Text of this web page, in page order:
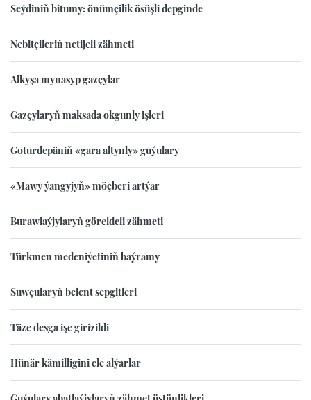
Seýdiniň bitumy: önümçilik ösüşli depginde
Nebitçileriň netijeli zähmeti
Alkyşa mynasyp gazçylar
Gazçylaryň maksada okgunly işleri
Goturdepäniň «gara altynly» guýulary
«Mawy ýangyjyň» möçberi artýar
Burawlaýjylaryň göreldeli zähmeti
Türkmen medeniýetiniň baýramy
Suwçularyň belent sepgitleri
Täze desga işe girizildi
Hünär kämilligini ele alýarlar